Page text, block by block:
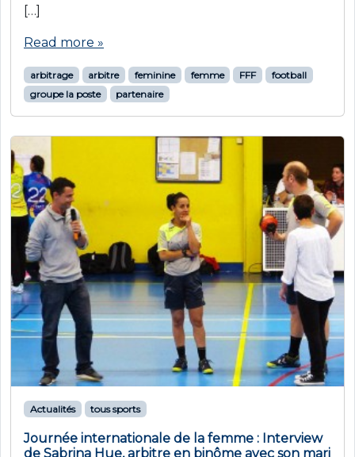
[…]
Read more »
arbitrage arbitre feminine femme FFF
football
groupe la poste
partenaire
Actualités tous sports
Journée internationale de la femme : Interview
de Sabrina Hue, arbitre en binôme avec son mari